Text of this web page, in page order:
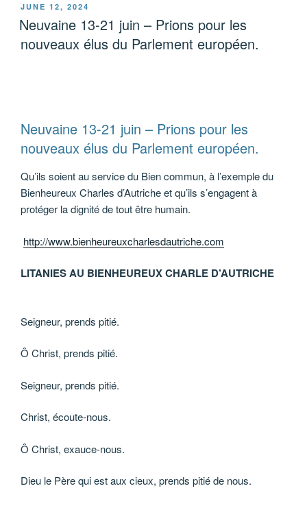
POSTED
ON
JUNE 12, 2024
Neuvaine 13-21 juin – Prions pour les
nouveaux élus du Parlement européen.
Neuvaine 13-21 juin – Prions pour les
nouveaux élus du Parlement européen.
Qu’ils soient au service du Bien commun, à l’exemple du
Bienheureux Charles d’Autriche et qu’ils s’engagent à
protéger la dignité de tout être humain.
http://www.bienheureuxcharlesdautriche.com
LITANIES AU BIENHEUREUX CHARLE D’AUTRICHE
Seigneur, prends pitié.
Ô Christ, prends pitié.
Seigneur, prends pitié.
Christ, écoute-nous.
Ô Christ, exauce-nous.
Dieu le Père qui est aux cieux, prends pitié de nous.